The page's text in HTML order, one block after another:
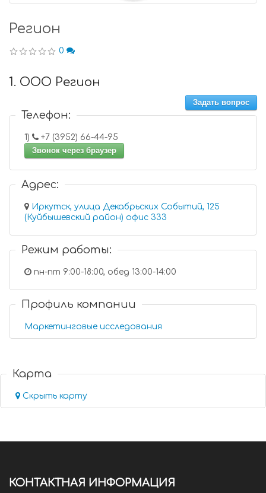
Регион
0
1. ООО Регион
Задать вопрос
Телефон:
1)
+7 (3952) 66-44-95
Звонок через браузер
Адрес:
Иркутск, улица Декабрьских Событий, 125
(Куйбышевский район) офис 333
Режим работы:
пн-пт 9:00-18:00, обед 13:00-14:00
Профиль компании
Маркетинговые исследования
Карта
Скрыть карту
КОНТАКТНАЯ ИНФОРМАЦИЯ